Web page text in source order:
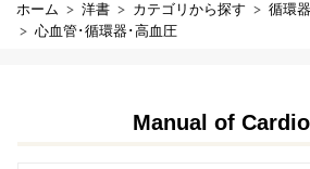
ホーム 洋書 カテゴリから探す
循環
心血管･循環器･高血圧
Manual of